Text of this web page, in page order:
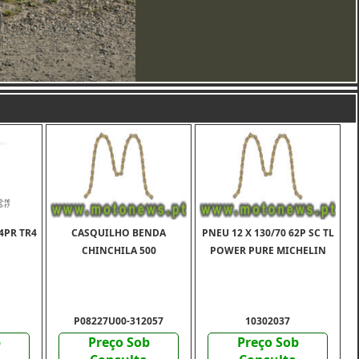
TR4
CASQUILHO BENDA
CHINCHILA 500
P08227U00-312057
Preço Sob
PNEU 12 X 130/70 62P SC TL
POWER PURE MICHELIN
10302037
Preço Sob